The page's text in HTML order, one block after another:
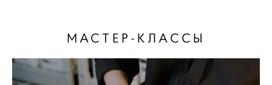
МАСТЕР-КЛАССЫ